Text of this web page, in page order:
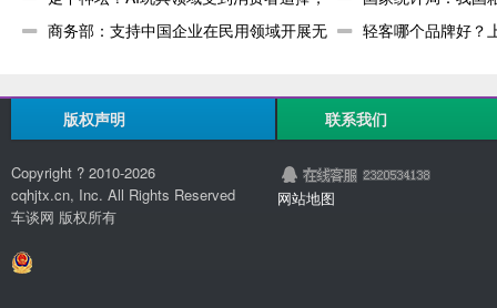
爆款频
亿斤
商务部：支持中国企业在民用领域开展无
轻客哪个品牌好？
版权声明
Copyright ? 2010-2026
cqhjtx.cn, Inc. All Rights Reserved
车谈网 版权所有
联系我们
网站地图